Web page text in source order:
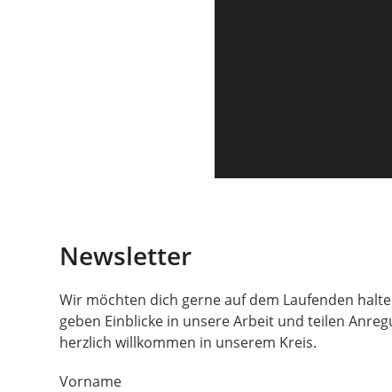
Newsletter
Wir möchten dich gerne auf dem Laufenden
geben Einblicke in unsere Arbeit und teilen
herzlich willkommen in unserem Kreis.
Vorname